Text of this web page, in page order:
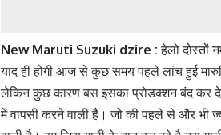
New Maruti Suzuki dzire : हेलो दोस्तों
याद ही होगी आज से कुछ समय पहले लांच हुई
लेकिन कुछ कारण बस इसका प्रोडक्शन बंद कर
में वापसी करने वाली है। जो की पहले से और भी